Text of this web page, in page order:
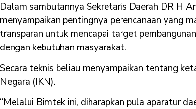
Dalam sambutannya Sekretaris Daerah DR H
menyampaikan pentingnya perencanaan yang
transparan untuk mencapai target
dengan kebutuhan masyarakat.
Secara teknis beliau menyampaikan tentang
Negara (IKN).
“Melalui Bimtek ini, diharapkan pula aparatur